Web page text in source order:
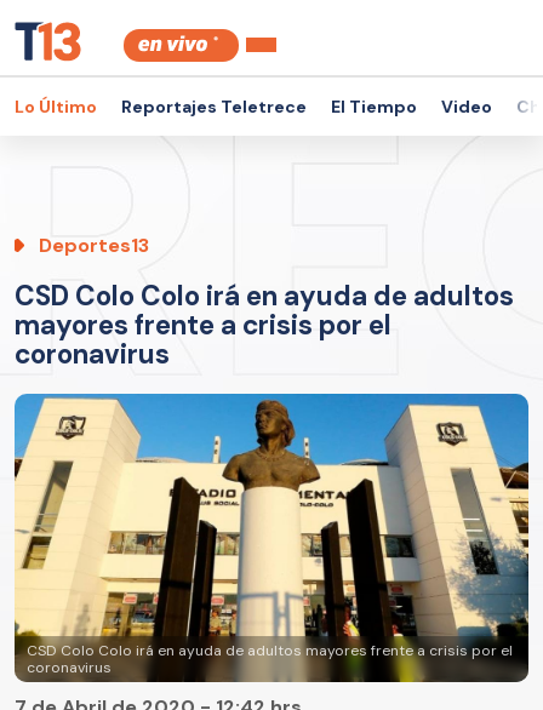
Lo Último Reportajes Teletrece El Tiempo Video
Deportes13
CSD Colo Colo irá en ayuda de adultos
mayores frente a crisis por el
coronavirus
CSD Colo Colo irá en ayuda de adultos mayores frente a crisis por el
coronavirus